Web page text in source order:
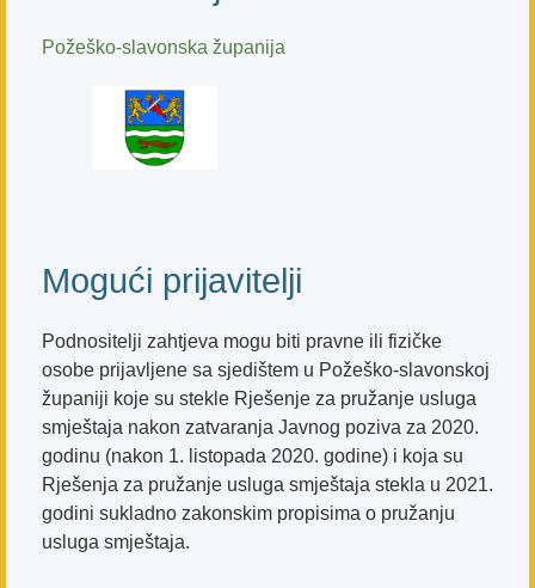
Požeško-slavonska županija
Mogući prijavitelji
Podnositelji zahtjeva mogu biti pravne ili fizičke
osobe prijavljene sa sjedištem u Požeško-slavonskoj
županiji koje su stekle Rješenje za pružanje usluga
smještaja nakon zatvaranja Javnog poziva za 2020.
godinu (nakon 1. listopada 2020. godine) i koja su
Rješenja za pružanje usluga smještaja stekla u 2021.
godini sukladno zakonskim propisima o pružanju
usluga smještaja.